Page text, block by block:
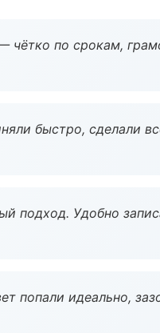
чётко по срокам,
быстро, сделали
подход. Удобно
попали идеально,